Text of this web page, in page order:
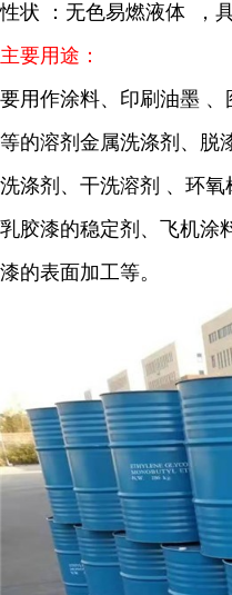
性状 ：无色易燃液体
，
主要用途：
要用作涂料、 印刷油墨 、
等的溶剂金属洗涤剂、 脱
洗涤剂、 干洗溶剂 、环氧
乳胶漆的稳定剂、飞机涂
漆的表面加工等。